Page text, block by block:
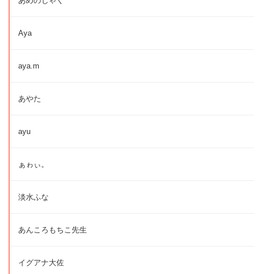
Aya
aya.m
あやた
ayu
ぁゎぃ。
淡水ふな
あんころもちこ先生
イグアナ大佐